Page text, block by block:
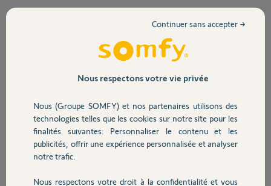
Volet
Sécurité
Domotique
Myfox HC2 - Déclenchement alarme via
Savez-vous s'il est possible de déclencher une alarme sur une HC2 via
une caméra autre que Somly/Myfox qui déclencherait via un scénario
J'ai aujourd'hui une HC2, avec une caméra Somfy pour l'intérieur,
j'aimerai équiper l'extérieur en caméra aussi mais avec un budget
limité.
Nous respectons votre vie privée
Nous (Groupe SOMFY) et nos partenaires utilisons des
technologies telles que les cookies sur notre site pour les
finalités suivantes: Personnaliser le contenu et les
publicités, offrir une expérience personnalisée et analyser
notre trafic.
Nous respectons votre droit à la confidentialité et vous
Continuer sans accepter →